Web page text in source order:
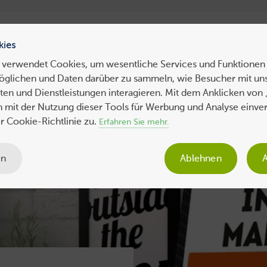
Hosting
Tipps Business Sicherheit SEO Expertenbeiträge
verwendet Cookies, um wesentliche Services und
und Daten darüber zu sammeln, wie Besucher mit
und Dienstleistungen interagieren. Mit dem Anklicken von
mit der Nutzung dieser Tools für Werbung und Analyse
Cookie-Richtlinie zu. Erfahren Sie mehr.
Ablehnen